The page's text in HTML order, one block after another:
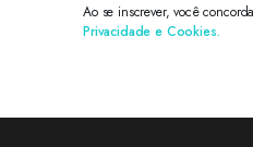
Ao se inscrever, você
Privacidade e Cookies.